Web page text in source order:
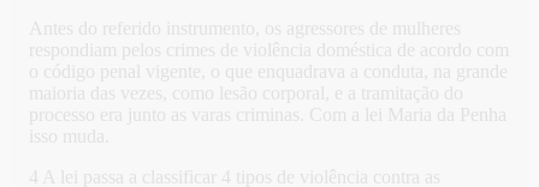
Antes do referido instrumento, os agressores de mulheres
respondiam pelos crimes de violência doméstica de acordo com
o código penal vigente, o que enquadrava a conduta, na grande
maioria das vezes, como lesão corporal, e a tramitação do
processo era junto as varas criminas. Com a lei Maria da Penha
isso muda.
4 A lei passa a classificar 4 tipos de violência contra as